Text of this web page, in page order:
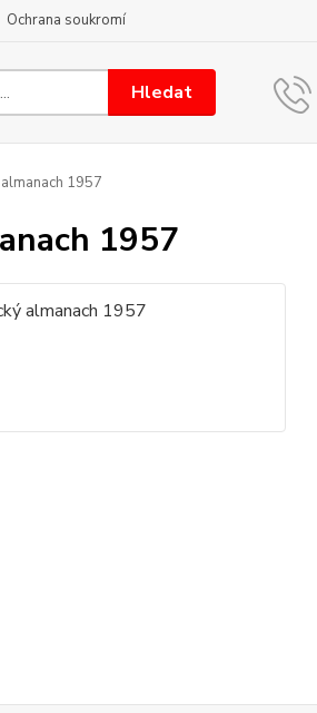
Ochrana soukromí
Hledat
1957
1957